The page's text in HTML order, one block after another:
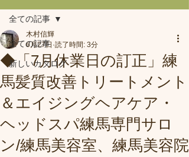
全ての記事
新しいカタログ
全ての記事
◆「7月休業日の訂正」練
馬髪質改善トリートメント
＆エイジングヘアケア・
ヘッドスパ練馬専門サロ
ン/練馬美容室、練馬美容院
木村信輝
6月27日 読了時間: 3分